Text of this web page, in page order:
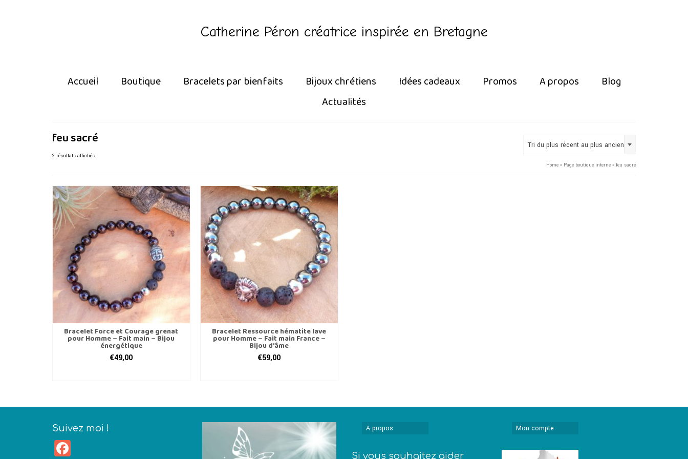
Catherine Péron créatrice inspirée en Bretagne
Accueil Boutique Bracelets par bienfaits Bijoux chrétiens Idées cadeaux Promos A propos
Blog
Actualités
feu sacré
2 résultats affichésTrié
récent
au
plus
Tri du plus récent au plus ancien
Home » Page boutique interne » feu sacré
Bracelet Force et Courage grenat
pour Homme – Fait main – Bijou
énergétique
€49,00
a
Bracelet Ressource hématite lave
pour Homme – Fait main France –
Bijou d’âme
€59,00
a
variations.
peuvent
Suivez moi ! A propos
Si vous souhaitez aider
Mon compte